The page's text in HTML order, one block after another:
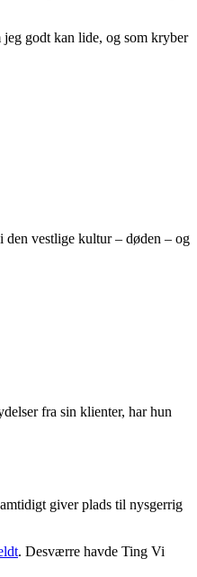
godt kan lide, og som kryber
den vestlige kultur – døden – og
fra sin klienter, har hun
giver plads til nysgerrig
. Desværre havde Ting Vi